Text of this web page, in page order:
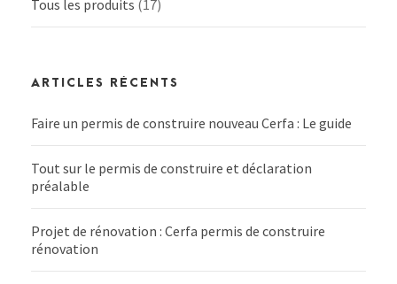
Tous les produits (17)
ARTICLES RÉCENTS
Faire un permis de construire nouveau Cerfa : Le guide
Tout sur le permis de construire et déclaration
préalable
Projet de rénovation : Cerfa permis de construire
rénovation